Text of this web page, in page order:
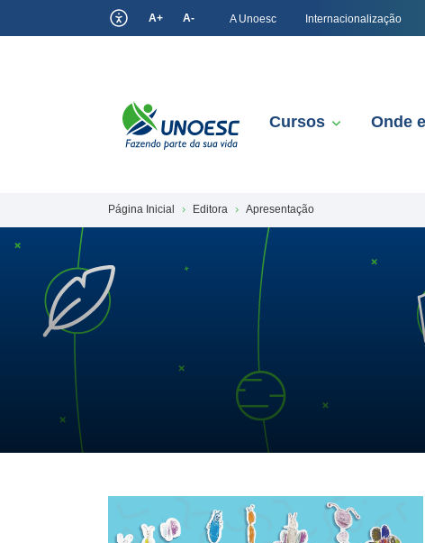
A+ A- A Unoesc Internacionalização
Cursos Onde
Página Inicial Editora Apresentação